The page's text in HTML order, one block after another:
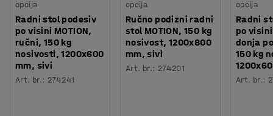
opcija
Radni stol podesiv
po visini MOTION,
ručni, 150 kg
nosivosti, 1200x600
mm, sivi
Art. br.: 274241
opcija
Ručno podizni radni
stol MOTION, 150 kg
nosivost, 1200x800
mm, sivi
Art. br.: 274201
opcija
Radni
po visini
donja
150 kg
Art. br.: